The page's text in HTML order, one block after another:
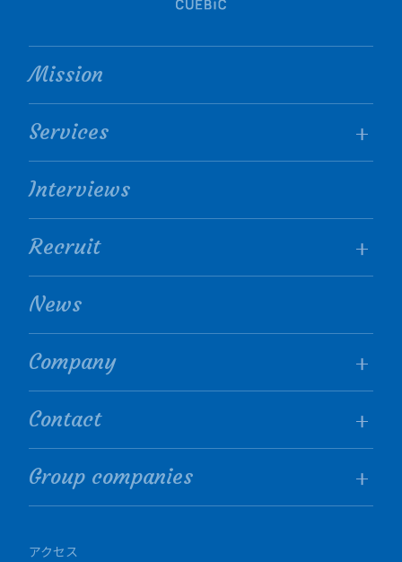
Mission
Services
Interviews
Recruit
News
Company
Contact
Group companies
アクセス